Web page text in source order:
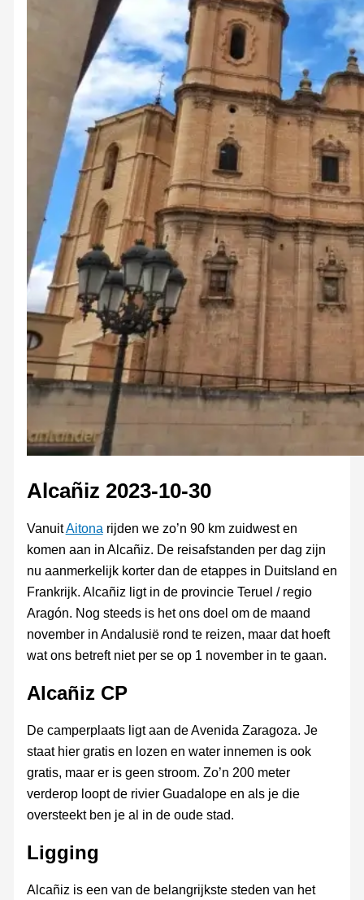
Alcañiz 2023-10-30
VanuitAitona rijden we zo’n 90 km zuidwest en
komen aan in Alcañiz. De reisafstanden per dag zijn
nu aanmerkelijk korter dan de etappes in Duitsland en
Frankrijk. Alcañiz ligt in de provincie Teruel / regio
Aragón. Nog steeds is het ons doel om de maand
november in Andalusië rond te reizen, maar dat hoeft
wat ons betreft niet per se op 1 november in te gaan.
Alcañiz CP
De camperplaats ligt aan de Avenida Zaragoza. Je
staat hier gratis en lozen en water innemen is ook
gratis, maar er is geen stroom. Zo’n 200 meter
verderop loopt de rivier Guadalope en als je die
oversteekt ben je al in de oude stad.
Ligging
Alcañiz is een van de belangrijkste steden van het